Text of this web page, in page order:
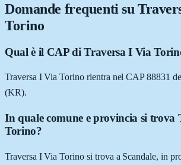
Domande frequenti su
Torino
Qual è il CAP di Traversa I Via
Traversa I Via Torino rientra nel CAP 88831
(KR).
In quale comune e provincia si trova
Torino?
Traversa I Via Torino si trova a Scandale, in